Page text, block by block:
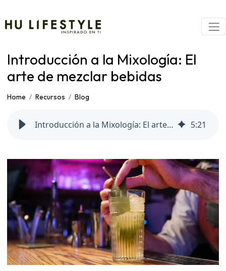
Introducción a la Mixología: El
arte de mezclar bebidas
Home Recursos Blog
Introducción a la Mixología: El arte de mezclar bebidas 5:21